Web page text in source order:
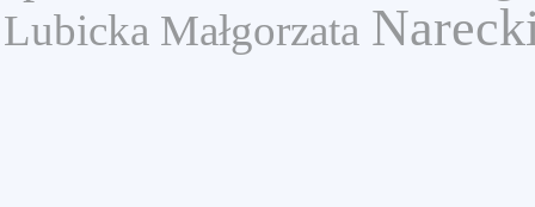
Lubicka Małgorzata